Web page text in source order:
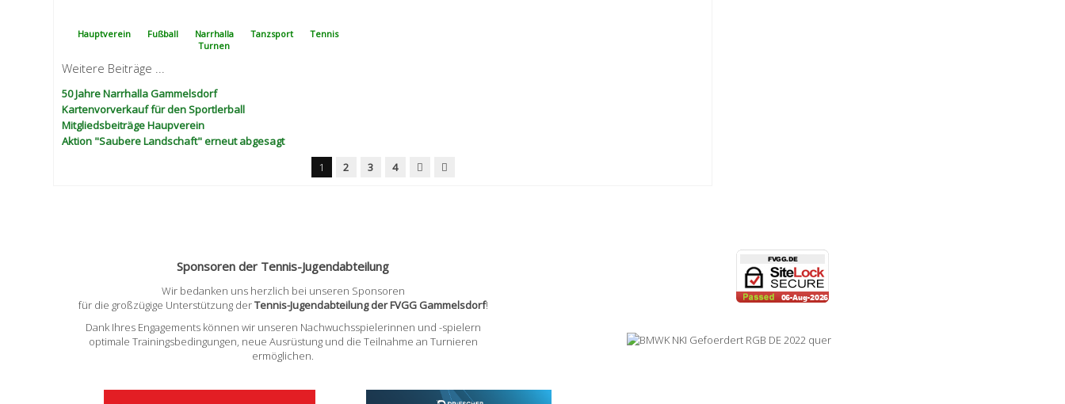
Hauptverein Fußball Narrhalla Tanzsport
Tennis
Turnen
Weitere Beiträge ...
50 Jahre Narrhalla Gammelsdorf
Kartenvorverkauf für den Sportlerball
Mitgliedsbeiträge Haupverein
Aktion "Saubere Landschaft" erneut abgesagt
1
2 3 4
Sponsoren der Tennis-Jugendabteilung
Wir bedanken uns herzlich bei unseren Sponsoren
für die großzügige Unterstützung derTennis-Jugendabteilung der FVGG Gammelsdorf!
Dank Ihres Engagements können wir unseren Nachwuchsspielerinnen und -spielern
optimale Trainingsbedingungen, neue Ausrüstung und die Teilnahme an Turnieren
ermöglichen.